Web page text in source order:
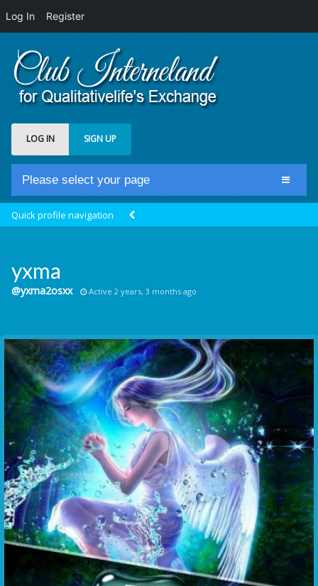
Log In Register
LOG IN SIGN UP
Please select your page
Groups
Communication Point
Cristal Temple
Meeting Point
The Yacht Club
Quick profile navigation
yxma
@yxma2osxx Active 2 years, 3 months ago